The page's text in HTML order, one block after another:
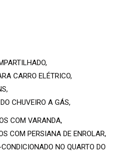
CARRO ELÉTRICO,
CHUVEIRO A GÁS,
COM VARANDA,
COM PERSIANA DE ENROLAR,
NO QUARTO DO